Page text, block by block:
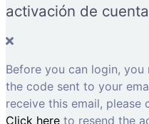
activación de cuenta
Before you can login,
the code sent to your
receive this email, please
Click here to resend the